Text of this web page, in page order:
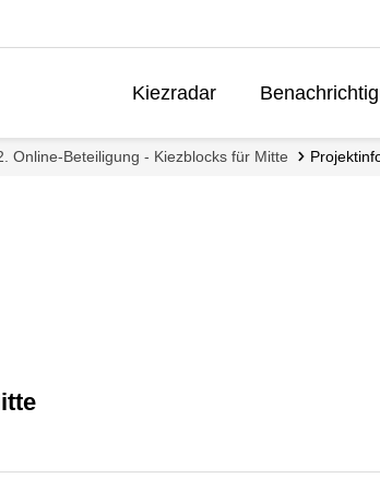
Kiezradar
Online-Beteiligung - Kiezblocks für Mitte